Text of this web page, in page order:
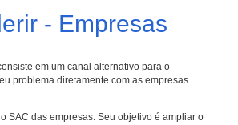
- Empresas
em um canal alternativo para o
problema diretamente com as empresas
SAC das empresas. Seu objetivo é ampliar o